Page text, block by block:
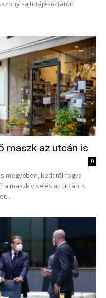
sajtótájékoztatón
maszk az utcán is
0
megyében, keddtől fogva
a maszk viselés az utcán is